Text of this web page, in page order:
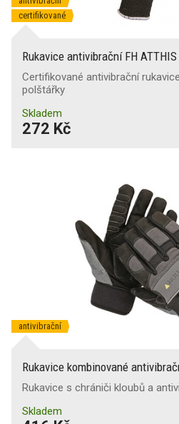
certifikované
Rukavice antivibrační FH ATTHIS
Certifikované antivibrační
polštářky
Skladem
272 Kč
antivibrační
Rukavice kombinované
Rukavice s chrániči kloubů a
Skladem